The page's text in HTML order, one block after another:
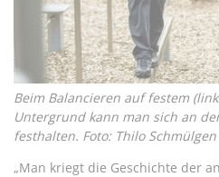
Beim Balancieren auf festem
Untergrund kann man sich an
festhalten. Foto: Thilo Schmülgen
„Man kriegt die Geschichte der